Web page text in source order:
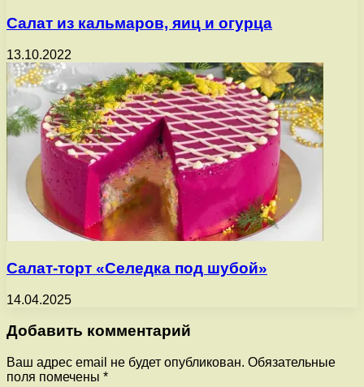
Салат из кальмаров, яиц и огурца
13.10.2022
Салат-торт «Селедка под шубой»
14.04.2025
Добавить комментарий
Ваш адрес email не будет опубликован. Обязательные
поля помечены *